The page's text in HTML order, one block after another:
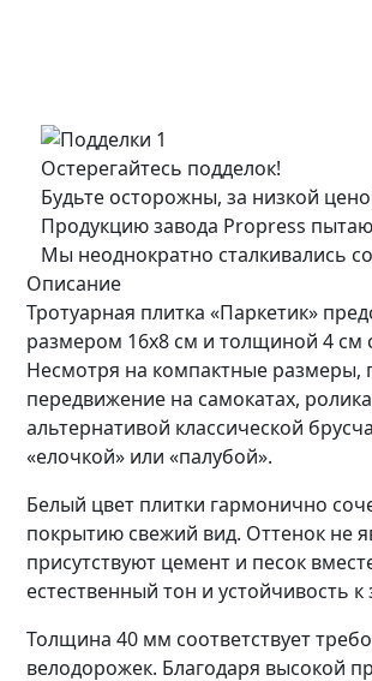
Остерегайтесь подделок!
Будьте осторожны, за низкой
Продукцию завода Propress
Мы неоднократно сталкивались
Описание
Тротуарная плитка «Паркетик»
размером 16x8 см и толщиной 4
Несмотря на компактные размеры,
передвижение на самокатах,
альтернативой классической
«елочкой» или «палубой».
Белый цвет плитки гармонично
покрытию свежий вид. Оттенок не
присутствуют цемент и песок
естественный тон и устойчивость к
Толщина 40 мм соответствует
велодорожек. Благодаря высокой